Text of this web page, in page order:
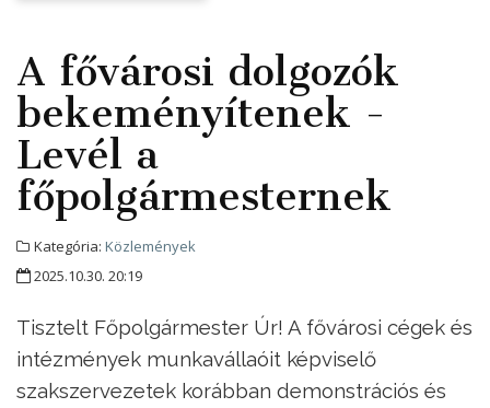
A fővárosi dolgozók
bekeményítenek -
Levél a
főpolgármesternek
Kategória: Közlemények
2025.10.30. 20:19
Tisztelt Főpolgármester Úr! A fővárosi cégek és
intézmények munkavállaóit képviselő
szakszervezetek korábban demonstrációs és